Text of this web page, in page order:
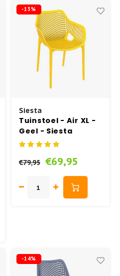
-13%
Siesta
Tuinstoel - Air XL -
Geel - Siesta
€79,95 €69,95
-14%